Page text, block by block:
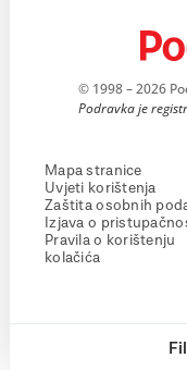
© 1998 – 2026
Podravka je
Mapa stranice
Uvjeti korištenja
Zaštita osobnih
Izjava o
Pravila o korištenju
kolačića